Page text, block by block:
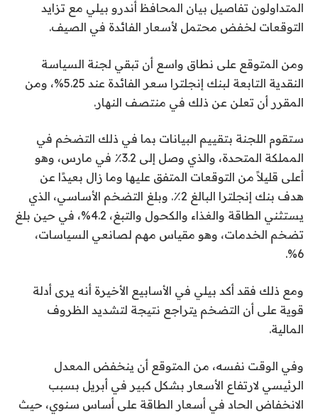
المتداولون تفاصيل بيان المحافظ أندرو بيلي مع تزايد
التوقعات لخفض محتمل لأسعار الفائدة في الصيف.
ومن المتوقع على نطاق واسع أن تبقي لجنة السياسة
النقدية التابعة لبنك إنجلترا سعر الفائدة عند 5.25%، ومن
المقرر أن تعلن عن ذلك في منتصف النهار.
ستقوم اللجنة بتقييم البيانات بما في ذلك التضخم في
المملكة المتحدة، والذي وصل إلى 3.2٪ في مارس، وهو
أعلى قليلاً من التوقعات المتفق عليها وما زال بعيدًا عن
هدف بنك إنجلترا البالغ 2٪. وبلغ التضخم الأساسي، الذي
يستثني الطاقة والغذاء والكحول والتبغ، 4.2%، في حين بلغ
تضخم الخدمات، وهو مقياس مهم لصانعي السياسات،
6%.
ومع ذلك فقد أكد بيلي في الأسابيع الأخيرة أنه يرى أدلة
قوية على أن التضخم يتراجع نتيجة لتشديد الظروف
المالية.
وفي الوقت نفسه، من المتوقع أن ينخفض ​​المعدل
الرئيسي لارتفاع الأسعار بشكل كبير في أبريل بسبب
الانخفاض الحاد في أسعار الطاقة على أساس سنوي، حيث